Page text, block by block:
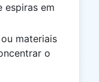
espiras em
materiais
o